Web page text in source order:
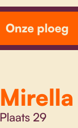
Onze ploeg
Mirella
Plaats 29